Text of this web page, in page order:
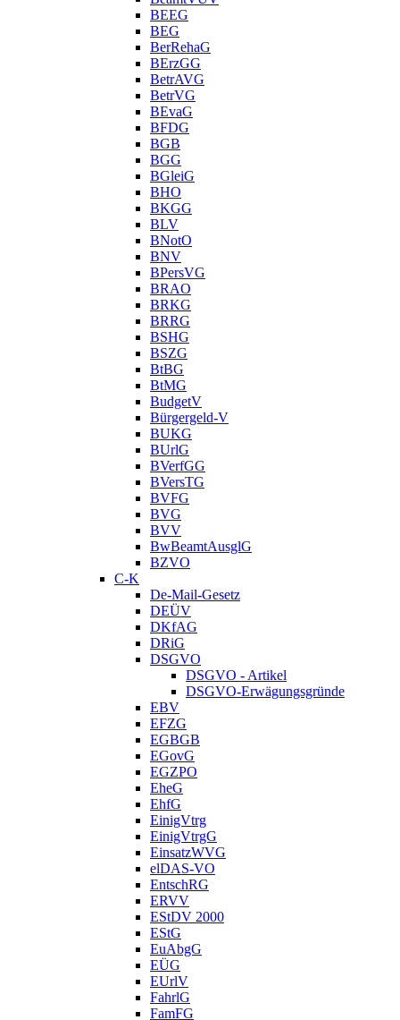
BEEG
BEG
BerRehaG
BErzGG
BetrAVG
BetrVG
BEvaG
BFDG
BGB
BGG
BGleiG
BHO
BKGG
BLV
BNotO
BNV
BPersVG
BRAO
BRKG
BRRG
BSHG
BSZG
BtBG
BtMG
BudgetV
Bürgergeld-V
BUKG
BUrlG
BVerfGG
BVersTG
BVFG
BVG
BVV
BwBeamtAusglG
BZVO
C-K
De-Mail-Gesetz
DEÜV
DKfAG
DRiG
DSGVO
DSGVO - Artikel
DSGVO-Erwägungsgründe
EBV
EFZG
EGBGB
EGovG
EGZPO
EheG
EhfG
EinigVtrg
EinigVtrgG
EinsatzWVG
elDAS-VO
EntschRG
ERVV
EStDV 2000
EStG
EuAbgG
EÜG
EUrlV
FahrlG
FamFG